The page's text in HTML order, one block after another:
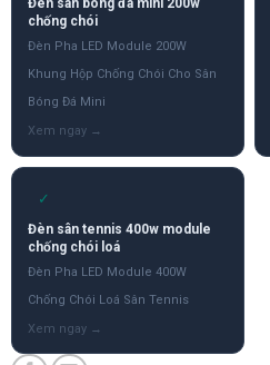
Đèn sân bóng đá mini 200w
chống chói
Đèn Pha LED Module 200W
Khung Hộp Chống Chói Cho Sân
Bóng Đá Mini
✓
Đèn sân tennis 400w module
chống chói loá
Đèn Pha LED Module 400W
Chống Chói Loá Sân Tennis